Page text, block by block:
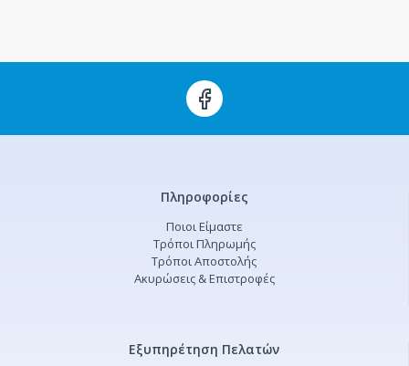
Πληροφορίες
Ποιοι Είμαστε
Τρόποι Πληρωμής
Τρόποι Αποστολής
Ακυρώσεις & Επιστροφές
Εξυπηρέτηση Πελατών